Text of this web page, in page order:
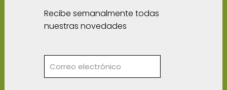
Recibe semanalmente todas
nuestras novedades